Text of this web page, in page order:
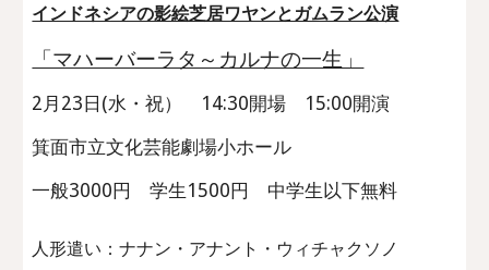
インドネシアの影絵芝居ワヤンとガムラン公演
「マハーバーラタ～カルナの一生」
2月23日(水・祝） 14:30開場 15:00開演
箕面市立文化芸能劇場小ホール
一般3000円 学生1500円 中学生以下無料
人形遣い：ナナン・アナント・ウィチャクソノ